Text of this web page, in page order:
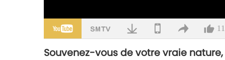
Souvenez-vous de votre vraie